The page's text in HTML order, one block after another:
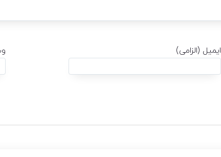
ایمیل (الزامی)